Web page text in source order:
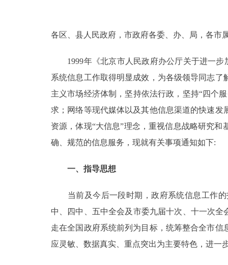
政策兑现
决策公开
政务服务
便民服务
12345网上接诉即办
各区、县人民政府，市政府各委、办、局，各市
1999年《北京市人民政府办公厅关于进一步
系统信息工作取得明显成效，为各级领导同志
主义市场经济体制，坚持依法行政，坚持“四个
求；网络等现代媒体以及其他信息渠道的快速
资源，体现“大信息”理念，重视信息战略研究
确、规范的信息服务，现就有关事项通知如下:
一、指导思想
当前及今后一段时期，政府系统信息工作的
中、四中、五中全会及市委九届十次、十一次
走在全国政府系统前列为目标，统筹整合全市
应灵敏、数据真实、重点突出为主要特色，进一